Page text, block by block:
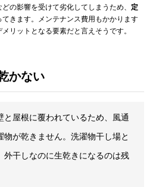
の影響を受けて劣化してしまうため、 定
てきます。メンテナンス費用もかかります
リットとなる要素だと言えそうです。
かない
と屋根に覆われているため、風通
物が乾きません。洗濯物干し場と
外干しなのに生乾きになるのは残